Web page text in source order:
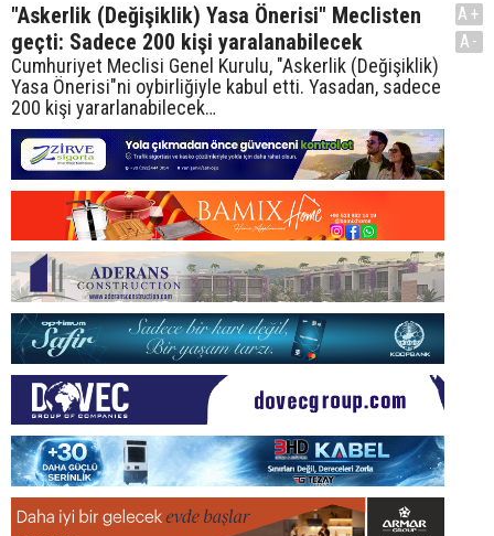
"Askerlik (Değişiklik) Yasa Önerisi" Meclisten
geçti: Sadece 200 kişi yaralanabilecek
Cumhuriyet Meclisi Genel Kurulu, "Askerlik (Değişiklik)
Yasa Önerisi"ni oybirliğiyle kabul etti. Yasadan, sadece
200 kişi yararlanabilecek…
A+
A-